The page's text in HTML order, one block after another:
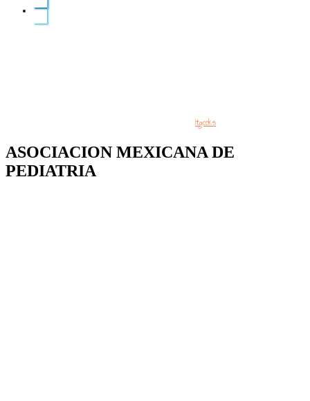
tiktok
Itgeeks
ASOCIACION MEXICANA DE
PEDIATRIA